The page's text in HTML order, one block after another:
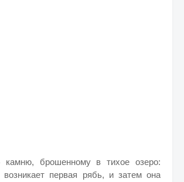
камню, брошенному в тихое озеро:
возникает первая рябь, и затем она